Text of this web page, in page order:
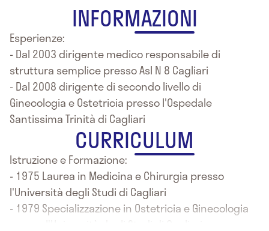
INFORMAZIONI
Esperienze:
- Dal 2003 dirigente medico responsabile di
struttura semplice presso Asl N 8 Cagliari
- Dal 2008 dirigente di secondo livello di
Ginecologia e Ostetricia presso l'Ospedale
Santissima Trinità di Cagliari
CURRICULUM
Istruzione e Formazione:
- 1975 Laurea in Medicina e Chirurgia presso
l'Università degli Studi di Cagliari
- 1979 Specializzazione in Ostetricia e Ginecologia